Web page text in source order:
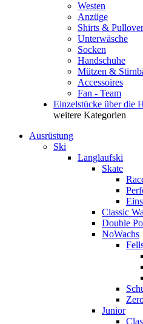
Westen
Anzüge
Shirts & Pullover
Unterwäsche
Socken
Handschuhe
Mützen &
Accessoires
Fan - Team
Einzelstücke über die
weitere Kategorien
Ausrüstung
Ski
Langlaufski
Skate
Classic
Double
NoWachs
Junior